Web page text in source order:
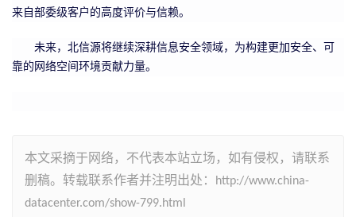
来自部委级客户的高度评价与信赖。
未来，北信源将继续深耕信息安全领域，为构建更加安全、可
靠的网络空间环境贡献力量。
本文采摘于网络，不代表本站立场，如有侵权，请联系
删稿。转载联系作者并注明出处：http://www.china-
datacenter.com/show-799.html